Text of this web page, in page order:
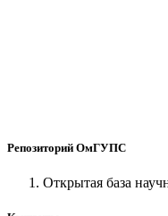
Репозиторий ОмГУПС
Открытая база